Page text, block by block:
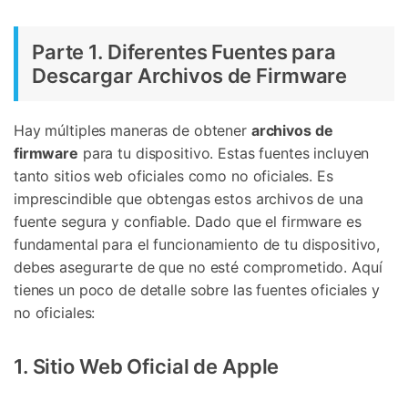
Parte 1. Diferentes Fuentes para
Descargar Archivos de Firmware
Hay múltiples maneras de obtener archivos de
firmware para tu dispositivo. Estas fuentes incluyen
tanto sitios web oficiales como no oficiales. Es
imprescindible que obtengas estos archivos de una
fuente segura y confiable. Dado que el firmware es
fundamental para el funcionamiento de tu dispositivo,
debes asegurarte de que no esté comprometido. Aquí
tienes un poco de detalle sobre las fuentes oficiales y
no oficiales:
1. Sitio Web Oficial de Apple